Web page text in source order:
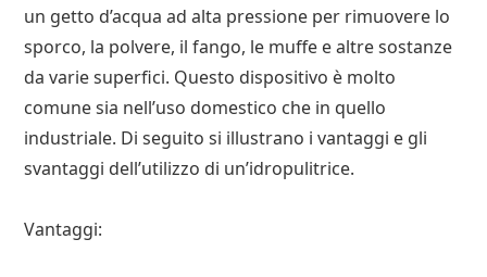
un getto d’acqua ad alta pressione per rimuovere lo
sporco, la polvere, il fango, le muffe e altre sostanze
da varie superfici. Questo dispositivo è molto
comune sia nell’uso domestico che in quello
industriale. Di seguito si illustrano i vantaggi e gli
svantaggi dell’utilizzo di un’idropulitrice.
Vantaggi: